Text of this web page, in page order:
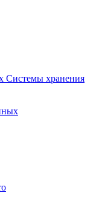
Системы хранения